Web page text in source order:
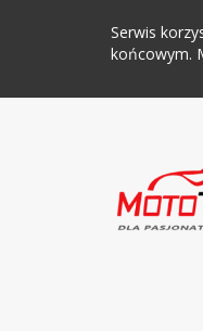
Serwis
końcowym.